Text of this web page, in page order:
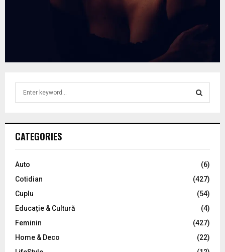
h
o
:
C
CATEGORIES
Auto
(6)
Cotidian
(427)
Cuplu
(54)
Educație & Cultură
(4)
Feminin
(427)
Home & Deco
(22)